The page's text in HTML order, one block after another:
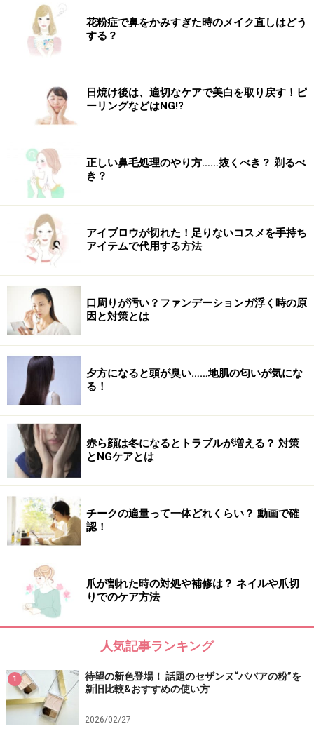
ベタつく季節はニキビにも悩まされます。そんな肌にお
すすめなのが、毛穴詰まりやザラつきをすっきりオフす
るアクネオの薬用酵素洗顔パウダー。
殺菌・消炎・清浄の3種の有効成分や、余分な皮脂を吸
着する薬用炭を配合し、洗うたびにニキビを防ぎ、毛穴
の汚れやざらつきをオフしてつるんと滑らかな素肌へ導
いてくれます。高い洗浄力がありながら、しっとりとし
た洗い心地もうれしいポイント。
手のひらに1袋分をとり、水かぬるま湯を少量ずつ加え
るとホイップクリームのようなボリュームのある泡が完
成するので、洗顔時の肌の摩擦も軽減してくれます。週
2～3回の使用が目安です。
＜DATA＞
アクネオ
税込1980円 ※数量限定発売、医薬部外品
夏におすすめの洗顔料4：コモエース
肌に優しいクレンジングリキッドなので朝の洗顔にぴったり
保湿成分80％以上配合のクレンジングリキッド。オイル
花粉症で鼻をかみすぎた時のメイク直しはどう
する？
日焼け後は、適切なケアで美白を取り戻す！ピ
ーリングなどはNG!?
正しい鼻毛処理のやり方……抜くべき？ 剃るべ
き？
アイブロウが切れた！足りないコスメを手持ち
アイテムで代用する方法
口周りが汚い？ファンデーションガ浮く時の原
因と対策とは
夕方になると頭が臭い……地肌の匂いが気にな
る！
赤ら顔は冬になるとトラブルが増える？ 対策
とNGケアとは
チークの適量って一体どれくらい？ 動画で確
認！
爪が割れた時の対処や補修は？ ネイルや爪切
りでのケア方法
人気記事ランキング
1
待望の新色登場！ 話題のセザンヌ“ババアの粉”を
新旧比較&おすすめの使い方
2026/02/27